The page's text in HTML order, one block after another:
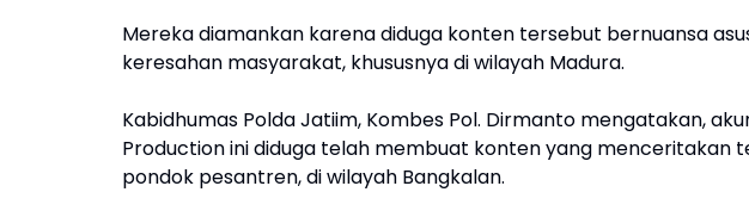
Mereka diamankan karena diduga konten tersebut bernuansa
keresahan masyarakat, khususnya di wilayah Madura.
Kabidhumas Polda Jatiim, Kombes Pol. Dirmanto mengatakan,
Production ini diduga telah membuat konten yang menceritakan
pondok pesantren, di wilayah Bangkalan.